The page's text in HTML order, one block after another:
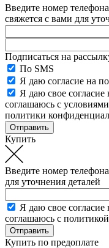
Введите номер
свяжется с вами для
Подписаться на
По SMS
Я даю согласие на
Я даю свое
соглашаюсь с
политики
Купить
Введите номер
для уточнения деталей
Я даю свое
соглашаюсь с
Купить по предоплате